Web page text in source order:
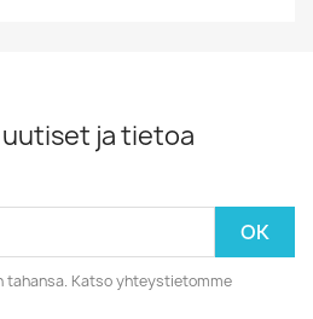
ja tietoa
tahansa. Katso yhteystietomme